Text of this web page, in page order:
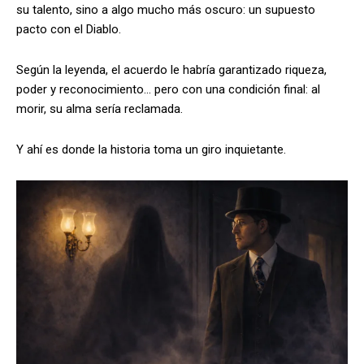
su talento, sino a algo mucho más oscuro: un supuesto
pacto con el Diablo.
Según la leyenda, el acuerdo le habría garantizado riqueza,
poder y reconocimiento… pero con una condición final: al
morir, su alma sería reclamada.
Y ahí es donde la historia toma un giro inquietante.